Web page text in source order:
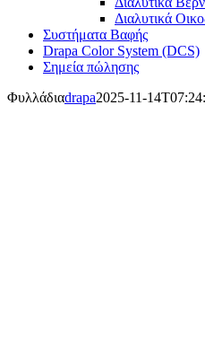
Διαλυτικά
Συστήματα Βαφής
Drapa Color System (DCS)
Σημεία πώλησης
Φυλλάδιαdrapa2025-11-